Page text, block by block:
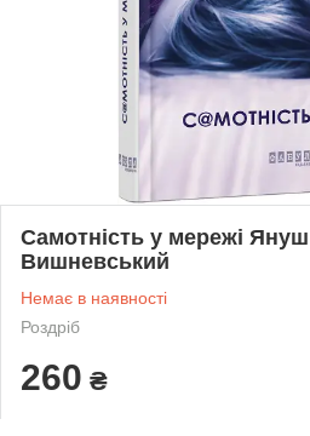
Самотність у мережі
Вишневський
Немає в наявності
Роздріб
260 ₴